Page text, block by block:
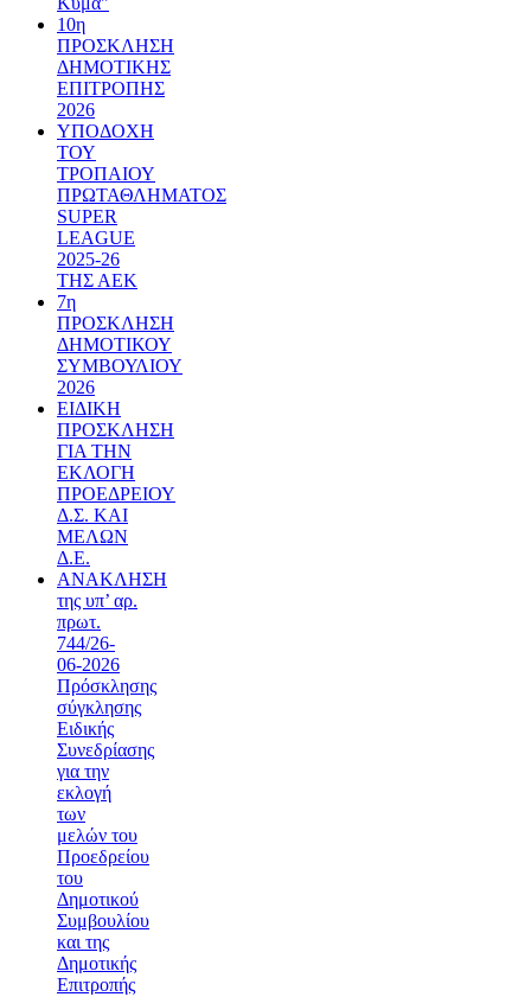
10η
ΠΡΟΣΚΛΗΣΗ
ΔΗΜΟΤΙΚΗΣ
ΕΠΙΤΡΟΠΗΣ
2026
ΥΠΟΔΟΧΗ
ΤΟΥ
ΤΡΟΠΑΙΟΥ
ΠΡΩΤΑΘΛΗΜΑΤΟΣ
SUPER
LEAGUE
2025-26
ΤΗΣ ΑΕΚ
7η
ΠΡΟΣΚΛΗΣΗ
ΔΗΜΟΤΙΚΟΥ
ΣΥΜΒΟΥΛΙΟΥ
2026
ΕΙΔΙΚΗ
ΠΡΟΣΚΛΗΣΗ
ΓΙΑ ΤΗΝ
ΕΚΛΟΓΗ
ΠΡΟΕΔΡΕΙΟΥ
Δ.Σ. ΚΑΙ
ΜΕΛΩΝ
Δ.Ε.
ΑΝΑΚΛΗΣΗ
της υπ’ αρ.
πρωτ.
744/26-
06-2026
Πρόσκλησης
σύγκλησης
Ειδικής
Συνεδρίασης
για την
εκλογή
των
μελών του
Προεδρείου
του
Δημοτικού
Συμβουλίου
και της
Δημοτικής
Επιτροπής